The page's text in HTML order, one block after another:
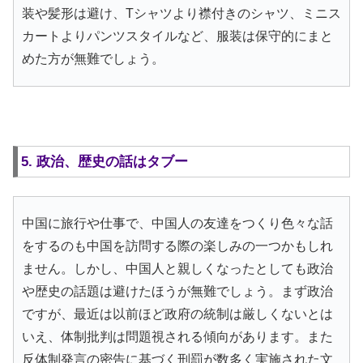
装や髪形は避け、Tシャツより襟付きのシャツ、ミニス
カートよりパンツスタイルなど、服装は保守的にまと
めた方が無難でしょう。
5. 政治、歴史の話はタブー
中国に旅行や仕事で、中国人の友達をつくり色々な話
をするのも中国を訪問する際の楽しみの一つかもしれ
ません。しかし、中国人と親しくなったとしても政治
や歴史の話題は避けたほうが無難でしょう。まず政治
ですが、最近は以前ほど政府の統制は厳しくないとは
いえ、体制批判は問題視される傾向があります。また
反体制発言の密告に基づく刑罰が数多く実施された文